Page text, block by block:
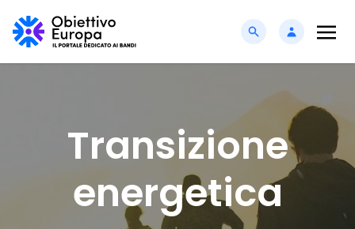
Transizione
energetica